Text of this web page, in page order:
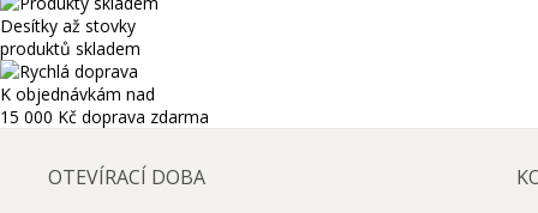
Desítky až stovky
produktů skladem
K objednávkám nad
15 000 Kč doprava zdarma
OTEVÍRACÍ DOBA